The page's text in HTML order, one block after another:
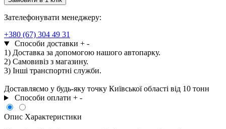
Зателефонувати менеджеру:
+380 (67) 304 49 31
Способи доставки + -
1) Доставка за допомогою нашого автопарку.
2) Самовивіз з магазину.
3) Інші транспортні служби.
Доставляємо у будь-яку точку Київської області від 10 тонн
Способи оплати + -
Опис Характеристики